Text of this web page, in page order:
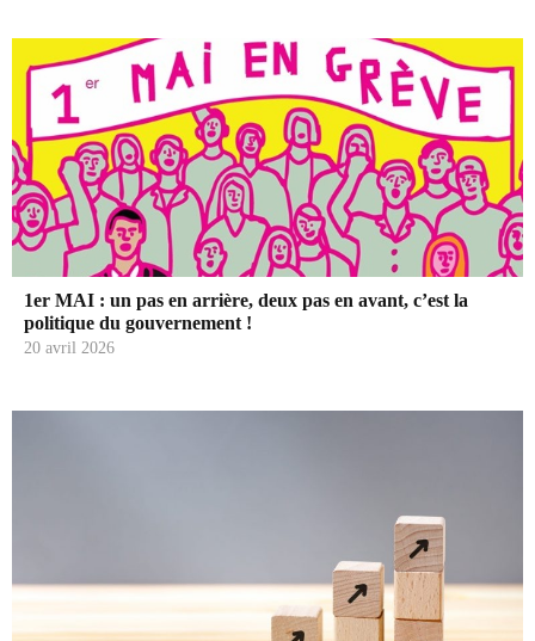
1er MAI : un pas en arrière, deux pas en avant, c’est la
politique du gouvernement !
20 avril 2026